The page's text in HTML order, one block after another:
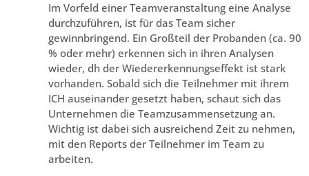
Im Vorfeld einer Teamveranstaltung eine Analyse
durchzuführen, ist für das Team sicher
gewinnbringend. Ein Großteil der Probanden (ca. 90
% oder mehr) erkennen sich in ihren Analysen
wieder, dh der Wiedererkennungseffekt ist stark
vorhanden. Sobald sich die Teilnehmer mit ihrem
ICH auseinander gesetzt haben, schaut sich das
Unternehmen die Teamzusammensetzung an.
Wichtig ist dabei sich ausreichend Zeit zu nehmen,
mit den Reports der Teilnehmer im Team zu
arbeiten.